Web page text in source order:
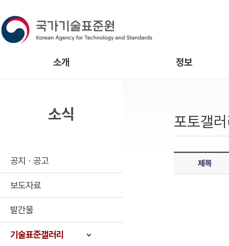
소개 정보
포토갤
제목
소식
공지ㆍ공고
보도자료
발간물
기술표준갤러리